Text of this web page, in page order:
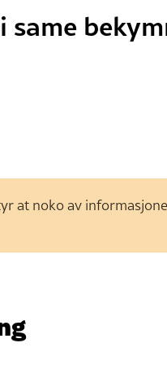
same
at noko av